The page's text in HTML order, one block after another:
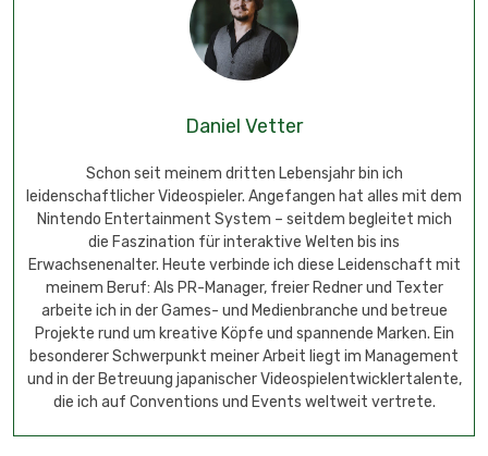
Daniel Vetter
Schon seit meinem dritten Lebensjahr bin ich
leidenschaftlicher Videospieler. Angefangen hat alles mit dem
Nintendo Entertainment System – seitdem begleitet mich
die Faszination für interaktive Welten bis ins
Erwachsenenalter. Heute verbinde ich diese Leidenschaft mit
meinem Beruf: Als PR-Manager, freier Redner und Texter
arbeite ich in der Games- und Medienbranche und betreue
Projekte rund um kreative Köpfe und spannende Marken. Ein
besonderer Schwerpunkt meiner Arbeit liegt im Management
und in der Betreuung japanischer Videospielentwicklertalente,
die ich auf Conventions und Events weltweit vertrete.